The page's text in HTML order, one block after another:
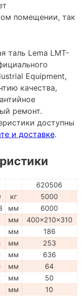
помещении, так
таль Lema LMT-
Equipment,
качества,
ремонт.
доступны
и доставке.
620506
кг
5000
мм
6000
мм
400x210x310
мм
186
мм
253
мм
636
мм
64
мм
50
мм
10